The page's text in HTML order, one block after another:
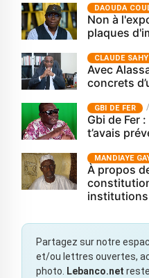
‎DAOUDA
Non à
plaques
CLAUDE SAHY
Avec
concrets
GBI DE FER
Gbi de Fer
t’avais
MANDIAYE
À propos
Partagez sur notre
et/ou lettres ouvertes,
photo.
Lebanco.net